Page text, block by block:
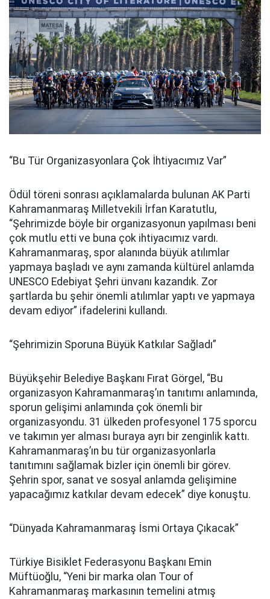
“Bu Tür Organizasyonlara Çok İhtiyacımız Var”
Ödül töreni sonrası açıklamalarda bulunan AK Parti
Kahramanmaraş Milletvekili İrfan Karatutlu,
“Şehrimizde böyle bir organizasyonun yapılması beni
çok mutlu etti ve buna çok ihtiyacımız vardı.
Kahramanmaraş, spor alanında büyük atılımlar
yapmaya başladı ve aynı zamanda kültürel anlamda
UNESCO Edebiyat Şehri ünvanı kazandık. Zor
şartlarda bu şehir önemli atılımlar yaptı ve yapmaya
devam ediyor” ifadelerini kullandı.
“Şehrimizin Sporuna Büyük Katkılar Sağladı”
Büyükşehir Belediye Başkanı Fırat Görgel, “Bu
organizasyon Kahramanmaraş’ın tanıtımı anlamında,
sporun gelişimi anlamında çok önemli bir
organizasyondu. 31 ülkeden profesyonel 175 sporcu
ve takımın yer alması buraya ayrı bir zenginlik kattı.
Kahramanmaraş’ın bu tür organizasyonlarla
tanıtımını sağlamak bizler için önemli bir görev.
Şehrin spor, sanat ve sosyal anlamda gelişimine
yapacağımız katkılar devam edecek” diye konuştu.
“Dünyada Kahramanmaraş İsmi Ortaya Çıkacak”
Türkiye Bisiklet Federasyonu Başkanı Emin
Müftüoğlu, “Yeni bir marka olan Tour of
Kahramanmaraş markasının temelini atmış